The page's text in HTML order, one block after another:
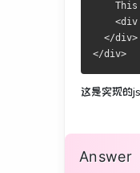
  </div>
</div>
这是实现的
Answer